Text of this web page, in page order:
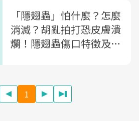
「隱翅蟲」怕什麼？怎麼
消滅？胡亂拍打恐皮膚潰
爛！隱翅蟲傷口特徵及7
1